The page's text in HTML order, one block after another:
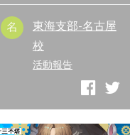
東海支部-名古屋
校
活動報告